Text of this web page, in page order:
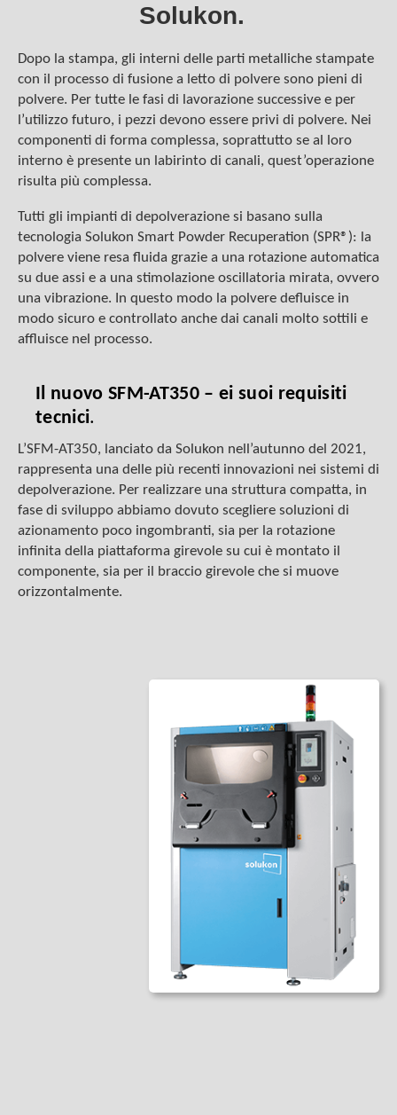
Solukon.
Dopo la stampa, gli interni delle parti metalliche stampate
con il processo di fusione a letto di polvere sono pieni di
polvere. Per tutte le fasi di lavorazione successive e per
l’utilizzo futuro, i pezzi devono essere privi di polvere. Nei
componenti di forma complessa, soprattutto se al loro
interno è presente un labirinto di canali, quest’operazione
risulta più complessa.
Tutti gli impianti di depolverazione si basano sulla
tecnologia Solukon Smart Powder Recuperation (SPR®): la
polvere viene resa fluida grazie a una rotazione automatica
su due assi e a una stimolazione oscillatoria mirata, ovvero
una vibrazione. In questo modo la polvere defluisce in
modo sicuro e controllato anche dai canali molto sottili e
affluisce nel processo.
Il nuovo SFM-AT350 – ei suoi requisiti
tecnici.
L’SFM-AT350, lanciato da Solukon nell’autunno del 2021,
rappresenta una delle più recenti innovazioni nei sistemi di
depolverazione. Per realizzare una struttura compatta, in
fase di sviluppo abbiamo dovuto scegliere soluzioni di
azionamento poco ingombranti, sia per la rotazione
infinita della piattaforma girevole su cui è montato il
componente, sia per il braccio girevole che si muove
orizzontalmente.